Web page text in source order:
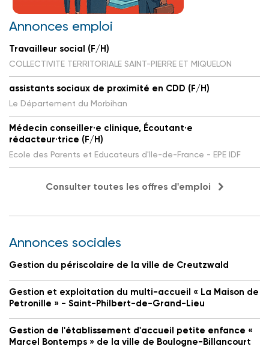
Annonces emploi
Travailleur social (F/H)
COLLECTIVITE TERRITORIALE SAINT-PIERRE ET MIQUELON
assistants sociaux de proximité en CDD (F/H)
Le Département du Morbihan
Médecin conseiller·e clinique, Écoutant·e
rédacteur·trice (F/H)
Ecole des Parents et Educateurs d'Ile-de-France - EPE IDF
Consulter toutes les offres d'emploi
Annonces sociales
Gestion du périscolaire de la ville de Creutzwald
Gestion et exploitation du multi-accueil « La Maison de
Petronille » - Saint-Philbert-de-Grand-Lieu
Gestion de l'établissement d'accueil petite enfance «
Marcel Bontemps » de la ville de Boulogne-Billancourt